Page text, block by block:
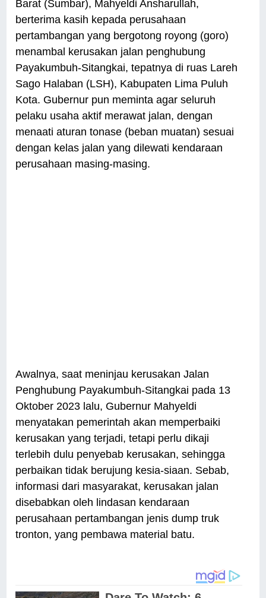
Barat (Sumbar), Mahyeldi Ansharullah,
berterima kasih kepada perusahaan
pertambangan yang bergotong royong (goro)
menambal kerusakan jalan penghubung
Payakumbuh-Sitangkai, tepatnya di ruas Lareh
Sago Halaban (LSH), Kabupaten Lima Puluh
Kota. Gubernur pun meminta agar seluruh
pelaku usaha aktif merawat jalan, dengan
menaati aturan tonase (beban muatan) sesuai
dengan kelas jalan yang dilewati kendaraan
perusahaan masing-masing.
Awalnya, saat meninjau kerusakan Jalan
Penghubung Payakumbuh-Sitangkai pada 13
Oktober 2023 lalu, Gubernur Mahyeldi
menyatakan pemerintah akan memperbaiki
kerusakan yang terjadi, tetapi perlu dikaji
terlebih dulu penyebab kerusakan, sehingga
perbaikan tidak berujung kesia-siaan. Sebab,
informasi dari masyarakat, kerusakan jalan
disebabkan oleh lindasan kendaraan
perusahaan pertambangan jenis dump truk
tronton, yang pembawa material batu.